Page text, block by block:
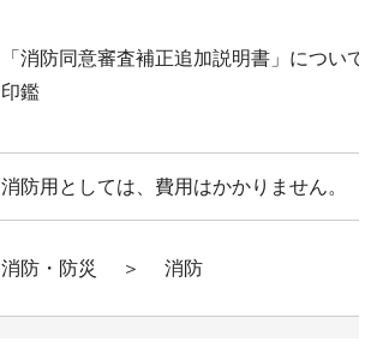
「消防同意審査補正追加説明書」につい
印鑑
消防用としては、費用はかかりません。
消防・防災 ＞ 消防